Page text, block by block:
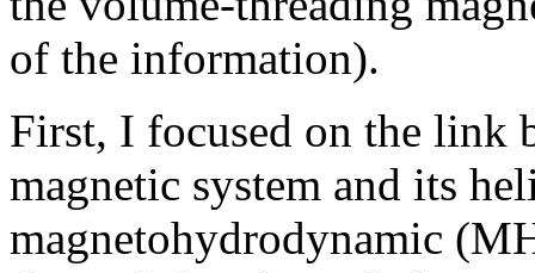
of the information).
First, I focused on the link
magnetic system and its
magnetohydrodynamic